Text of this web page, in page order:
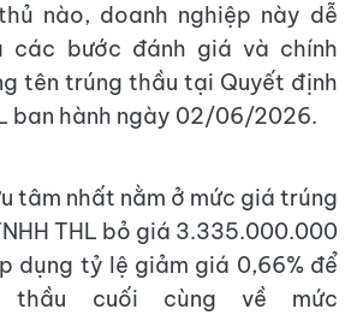
nào, doanh nghiệp này dễ
các bước đánh giá và chính
tên trúng thầu tại Quyết định
ban hành ngày 02/06/2026.
tâm nhất nằm ở mức giá trúng
THL bỏ giá 3.335.000.000
dụng tỷ lệ giảm giá 0,66% để
cuối cùng về mức